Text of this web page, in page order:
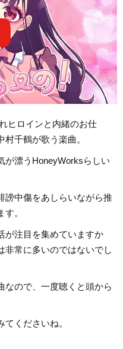
ヒロインと内緒のお仕
千鶴が歌う楽曲。
が漂うHoneyWorksらしい
謗中傷をあしらいながら推
。
が注目を集めていますか
非常に多いのではないでし
なので、一度聴くと頭から
くださいね。